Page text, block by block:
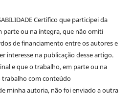
Certifico que participei da
parte ou na íntegra, que não omiti
de financiamento entre os autores e
interesse na publicação desse artigo.
e que o trabalho, em parte ou na
com conteúdo
minha autoria, não foi enviado a outra